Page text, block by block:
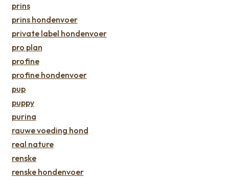
prins
prins hondenvoer
private label hondenvoer
pro plan
profine
profine hondenvoer
pup
puppy
purina
rauwe voeding hond
real nature
renske
renske hondenvoer